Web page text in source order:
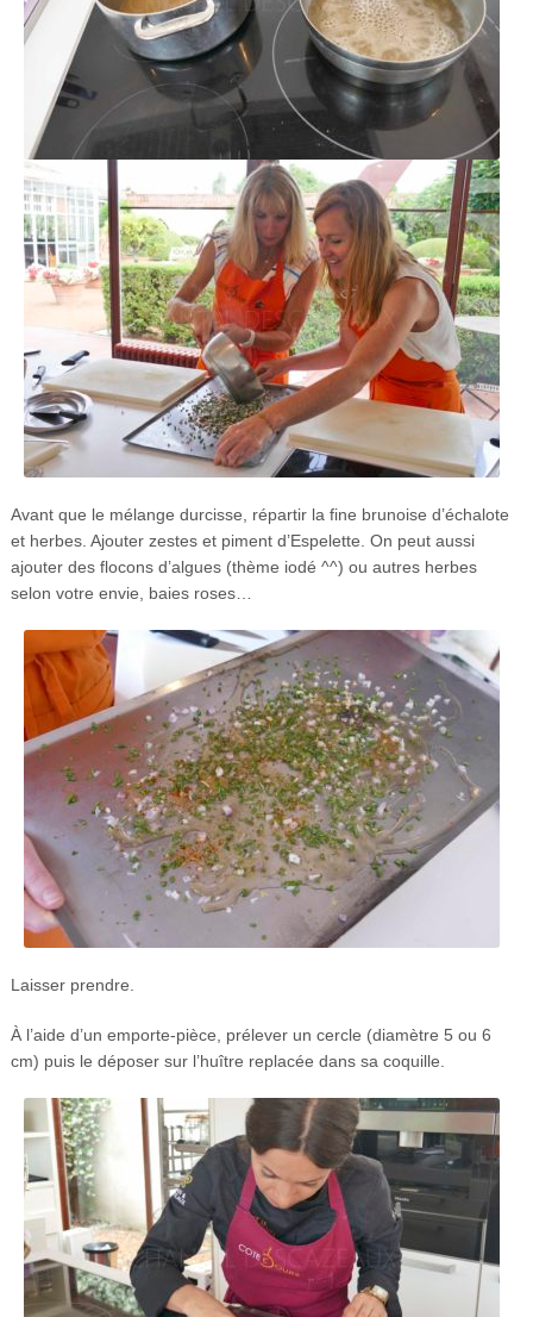
Avant que le mélange durcisse, répartir la fine brunoise d’échalote
et herbes. Ajouter zestes et piment d’Espelette. On peut aussi
ajouter des flocons d’algues (thème iodé ^^) ou autres herbes
selon votre envie, baies roses…
Laisser prendre.
À l’aide d’un emporte-pièce, prélever un cercle (diamètre 5 ou 6
cm) puis le déposer sur l’huître replacée dans sa coquille.